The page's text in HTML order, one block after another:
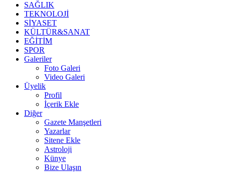
SAĞLIK
TEKNOLOJİ
SİYASET
KÜLTÜR&SANAT
EĞİTİM
SPOR
Galeriler
Foto Galeri
Video Galeri
Üyelik
Profil
İçerik Ekle
Diğer
Gazete Manşetleri
Yazarlar
Sitene Ekle
Astroloji
Künye
Bize Ulaşın